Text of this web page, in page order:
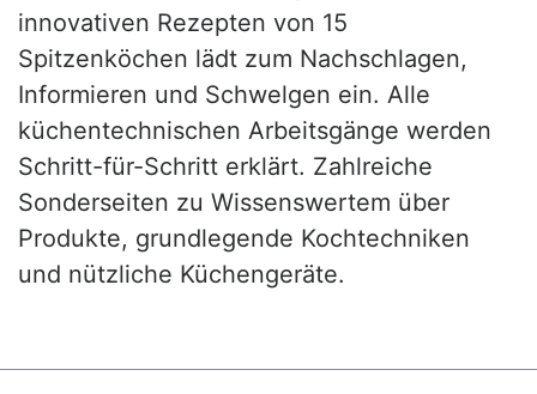
innovativen Rezepten von 15
Spitzenköchen lädt zum Nachschlagen,
Informieren und Schwelgen ein. Alle
küchentechnischen Arbeitsgänge werden
Schritt-für-Schritt erklärt. Zahlreiche
Sonderseiten zu Wissenswertem über
Produkte, grundlegende Kochtechniken
und nützliche Küchengeräte.